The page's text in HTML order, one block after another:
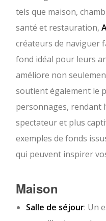
tels que maison,
santé et restauration,
créateurs de naviguer
fond idéal pour leurs
améliore non
soutient également le
personnages, rendant
spectateur et plus
exemples de fonds
qui peuvent inspirer
Maison
Salle de séjour: Un